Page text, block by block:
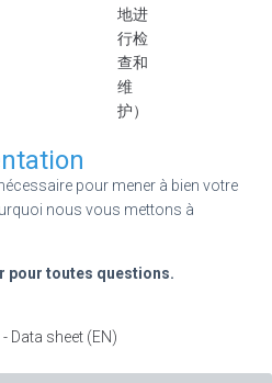
地进
行检
查和
维
护）
pour mener à bien votre
nous vous mettons à
pour toutes questions.
Data sheet (EN)